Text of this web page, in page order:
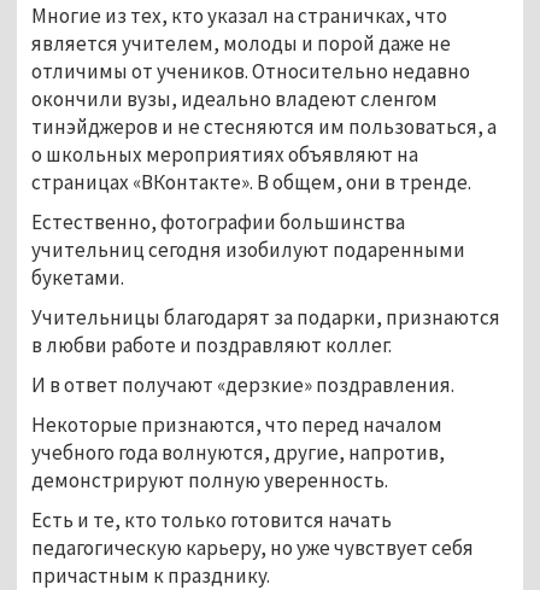
Многие из тех, кто указал на страничках, что
является учителем, молоды и порой даже не
отличимы от учеников. Относительно недавно
окончили вузы, идеально владеют сленгом
тинэйджеров и не стесняются им пользоваться, а
о школьных мероприятиях объявляют на
страницах «ВКонтакте». В общем, они в тренде.
Естественно, фотографии большинства
учительниц сегодня изобилуют подаренными
букетами.
Учительницы благодарят за подарки, признаются
в любви работе и поздравляют коллег.
И в ответ получают «дерзкие» поздравления.
Некоторые признаются, что перед началом
учебного года волнуются, другие, напротив,
демонстрируют полную уверенность.
Есть и те, кто только готовится начать
педагогическую карьеру, но уже чувствует себя
причастным к празднику.